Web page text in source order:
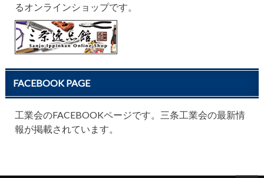
るオンラインショップです。
FACEBOOK PAGE
工業会のFACEBOOKページです。三条工業会の最新情
報が掲載されています。